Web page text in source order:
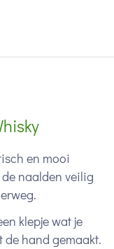
en mooi
naalden veilig
klepje wat je
hand gemaakt.